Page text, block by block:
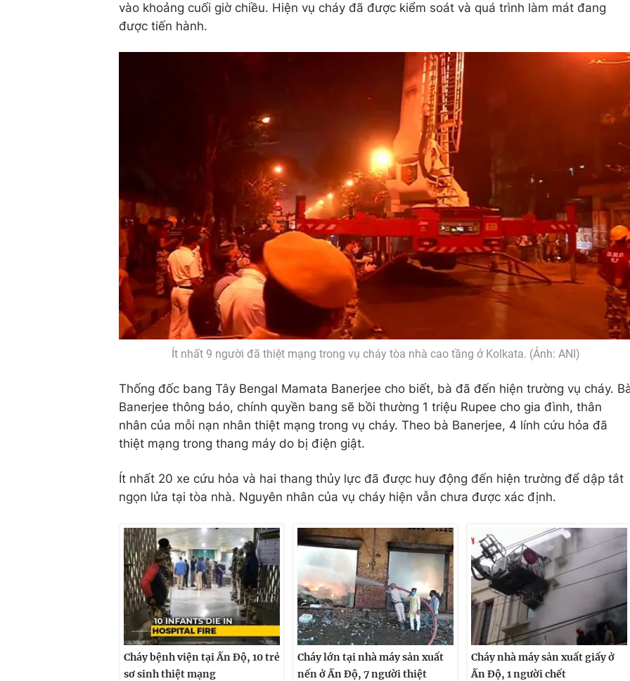
vào khoảng cuối giờ chiều. Hiện vụ cháy đã được kiểm soát và quá trình làm mát đang
được tiến hành.
Ít nhất 9 người đã thiệt mạng trong vụ cháy tòa nhà cao tầng ở Kolkata. (Ảnh: ANI)
Thống đốc bang Tây Bengal Mamata Banerjee cho biết, bà đã đến hiện trường vụ cháy.
Banerjee thông báo, chính quyền bang sẽ bồi thường 1 triệu Rupee cho gia đình, thân
nhân của mỗi nạn nhân thiệt mạng trong vụ cháy. Theo bà Banerjee, 4 lính cứu hỏa đã
thiệt mạng trong thang máy do bị điện giật.
Ít nhất 20 xe cứu hỏa và hai thang thủy lực đã được huy động đến hiện trường để dập tắt
ngọn lửa tại tòa nhà. Nguyên nhân của vụ cháy hiện vẫn chưa được xác định.
Cháy bệnh viện tại Ấn Độ, 10 trẻ
sơ sinh thiệt mạng
Cháy lớn tại nhà máy sản xuất
nến ở Ấn Độ, 7 người thiệt
Cháy nhà máy sản xuất giấy ở
Ấn Độ, 1 người chết